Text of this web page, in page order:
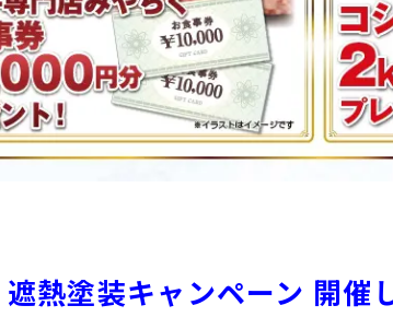
熱塗装キャンペーン 開